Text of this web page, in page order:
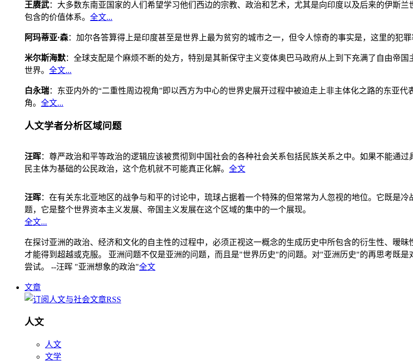
王赓武：大多数东南亚国家的人们希望学习他们西边的宗教、政治和艺术，尤其是向印度以及后来的伊斯
包含的价值体系。 全文...
阿玛蒂亚·森：加尔各答算得上是印度甚至是世界上最为贫穷的城市之一，但令人惊奇的事实是，这里的犯
米尔斯海默：全球支配是个麻烦不断的处方，特别是其新保守主义变体奥巴马政府从上到下充满了自由帝
世界。 全文...
白永瑞：东亚内外的“二重性周边视角”即以西方为中心的世界史展开过程中被迫走上非主体化之路的东亚
角。 全文...
人文学者分析区域问题
汪晖：尊严政治和平等政治的逻辑应该被贯彻到中国社会的各种社会关系包括民族关系之中。如果不能通
民主体为基础的公民政治，这个危机就不可能真正化解。 全文
汪晖：在有关东北亚地区的战争与和平的讨论中，琉球占据着一个特殊的但常常为人忽视的地位。它既是
题，它是整个世界资本主义发展、帝国主义发展在这个区域的集中的一个展现。
全文...
在探讨亚洲的政治、经济和文化的自主性的过程中，必须正视这一概念的生成历史中所包含的衍生性、暧
才能得到超越或克服。 亚洲问题不仅是亚洲的问题，而且是"世界历史"的问题。对"亚洲历史"的再思考既
尝试。 --汪晖 "亚洲想象的政治"全文
文章
人文
人文
文学